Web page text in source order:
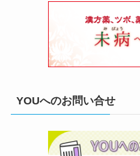
YOUへのお問い合せ